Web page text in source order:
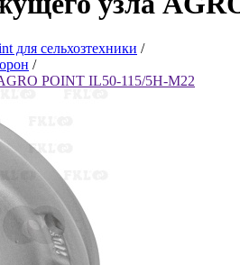
для сельхозтехники /
/
POINT IL50-115/5H-M22